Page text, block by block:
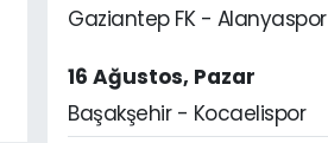
Gaziantep FK - Alanyaspor
16 Ağustos, Pazar
Başakşehir - Kocaelispor